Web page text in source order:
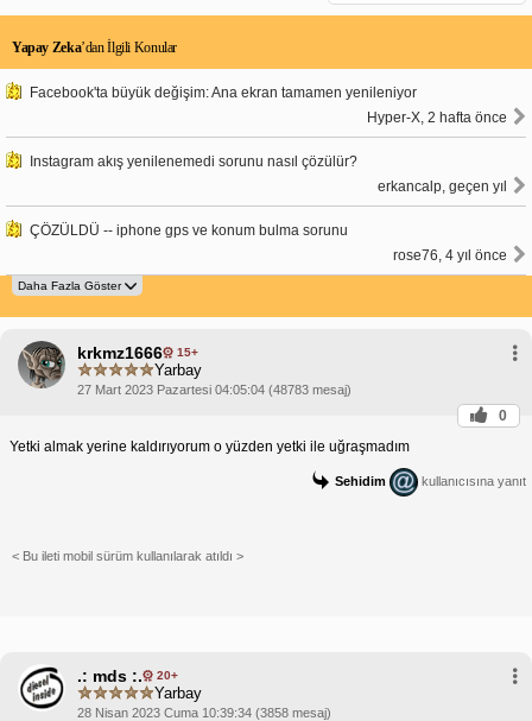
Yapay Zeka’dan İlgili Konular
Facebook'ta büyük değişim: Ana ekran tamamen yenileniyor
Hyper-X, 2 hafta önce
Instagram akış yenilenemedi sorunu nasıl çözülür?
erkancalp, geçen yıl
ÇÖZÜLDÜ -- iphone gps ve konum bulma sorunu
rose76, 4 yıl önce
krkmz1666 15+
Yarbay
27 Mart 2023 Pazartesi 04:05:04 (48783 mesaj)
0
Yetki almak yerine kaldırıyorum o yüzden yetki ile uğraşmadım
Sehidim kullanıcısına yanıt
< Bu ileti mobil sürüm kullanılarak atıldı >
.: mds :. 20+
Yarbay
28 Nisan 2023 Cuma 10:39:34 (3858 mesaj)